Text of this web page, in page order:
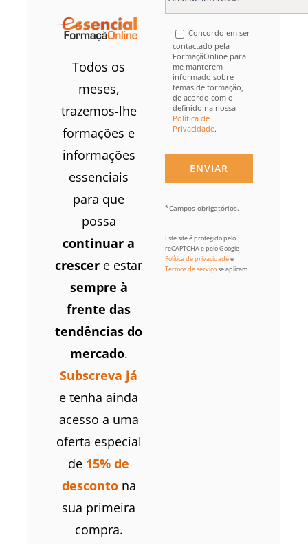
Todos os
meses,
trazemos-lhe
formações e
informações
essenciais
para que
possa
continuar a
crescer e estar
sempre à
frente das
tendências do
mercado.
Subscreva já
e tenha ainda
acesso a uma
oferta especial
de 15% de
desconto na
sua primeira
compra.
Concordo em ser
contactado pela
FormaçãOnline para
me manterem
informado sobre
temas de formação,
de acordo com o
definido na nossa
Política de
Privacidade.
*Campos obrigatórios.
Este site é protegido pelo
reCAPTCHA e pelo Google
Política de privacidadee
Termos de serviçose aplicam.